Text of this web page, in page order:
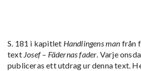
S. 181 i kapitlet Handlingens man från
text Josef – Fädernas fader. Varje
publiceras ett utdrag ur denna text.